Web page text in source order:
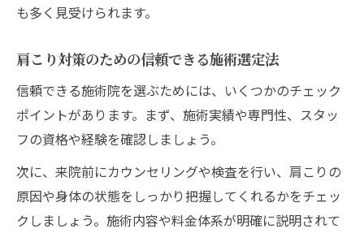
も多く見受けられます。
肩こり対策のための信頼できる施術選定法
信頼できる施術院を選ぶためには、いくつかのチェック
ポイントがあります。まず、施術実績や専門性、スタッ
フの資格や経験を確認しましょう。
次に、来院前にカウンセリングや検査を行い、肩こりの
原因や身体の状態をしっかり把握してくれるかをチェッ
クしましょう。施術内容や料金体系が明確に説明されて